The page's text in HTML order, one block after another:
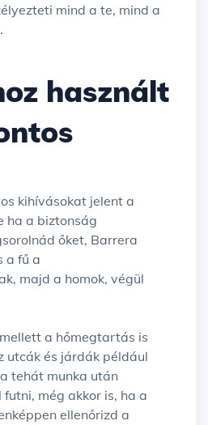
mind a te, mind a
használt
kihívásokat jelent a
ha a biztonság
őket, Barrera
a fű a
majd a homok, végül
a hőmegtartás is
utcák és járdák például
tehát munka után
még akkor is, ha a
ellenőrizd a